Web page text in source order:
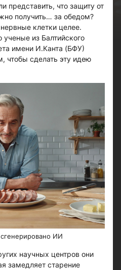
представить, что защиту от
получить… за обедом?
клетки целее.
из Балтийского
имени И.Канта (БФУ)
чтобы сделать эту идею
ИИ
научных центров они
замедляет старение